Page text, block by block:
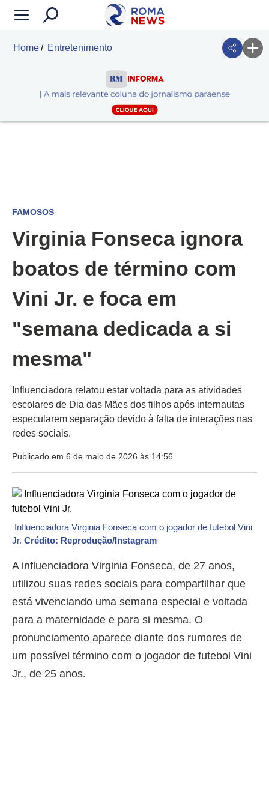
Home Entretenimento
FAMOSOS
Virginia Fonseca ignora
boatos de término com
Vini Jr. e foca em
"semana dedicada a si
mesma"
Influenciadora relatou estar voltada para as atividades
escolares de Dia das Mães dos filhos após internautas
especularem separação devido à falta de interações nas
redes sociais.
Publicado em 6 de maio de 2026 às 14:56
Influenciadora Virginia Fonseca com o jogador de futebol Vini
Jr. Crédito: Reprodução/Instagram
A influenciadora Virginia Fonseca, de 27 anos,
utilizou suas redes sociais para compartilhar que
está vivenciando uma semana especial e voltada
para a maternidade e para si mesma. O
pronunciamento aparece diante dos rumores de
um possível término com o jogador de futebol Vini
Jr., de 25 anos.